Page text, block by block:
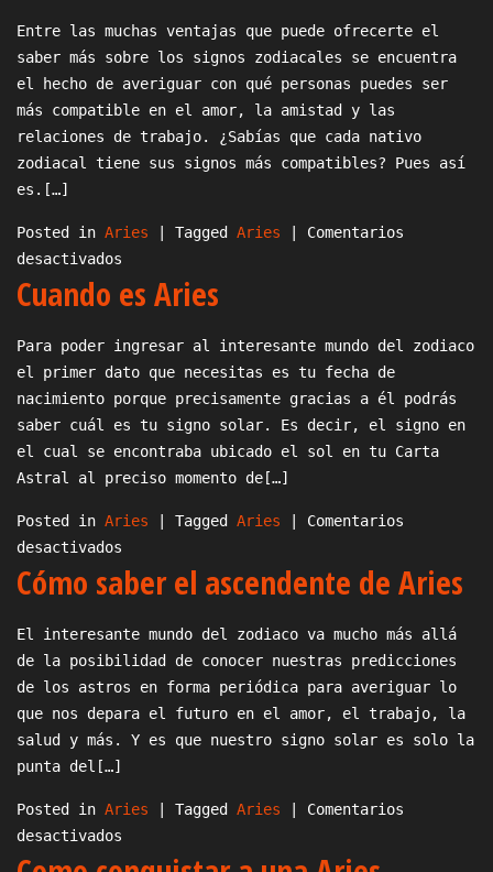
un
Aries
Entre las muchas ventajas que puede ofrecerte el
saber más sobre los signos zodiacales se encuentra
el hecho de averiguar con qué personas puedes ser
más compatible en el amor, la amistad y las
relaciones de trabajo. ¿Sabías que cada nativo
zodiacal tiene sus signos más compatibles? Pues así
es.[…]
Posted in Aries Tagged Aries
Comentarios
desactivados
qué
Aries
compatible
Cuando es Aries
Para poder ingresar al interesante mundo del zodiaco
el primer dato que necesitas es tu fecha de
nacimiento porque precisamente gracias a él podrás
saber cuál es tu signo solar. Es decir, el signo en
el cual se encontraba ubicado el sol en tu Carta
Astral al preciso momento de[…]
Posted in Aries Tagged Aries
Comentarios
desactivados
Cuando
es
Aries
Cómo saber el ascendente de Aries
El interesante mundo del zodiaco va mucho más allá
de la posibilidad de conocer nuestras predicciones
de los astros en forma periódica para averiguar lo
que nos depara el futuro en el amor, el trabajo, la
salud y más. Y es que nuestro signo solar es solo la
punta del[…]
Posted in Aries Tagged Aries
Comentarios
desactivados